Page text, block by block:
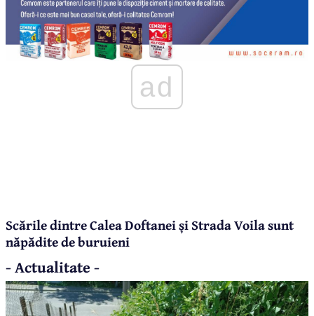
ad
Scările dintre Calea Doftanei și Strada Voila sunt
năpădite de buruieni
- Actualitate -